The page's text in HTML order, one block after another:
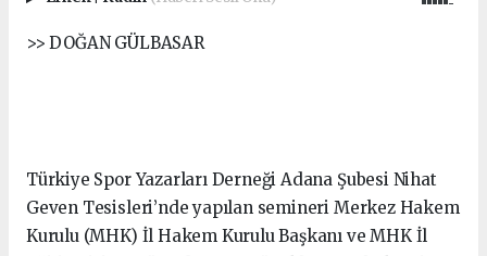
>> DOĞAN GÜLBASAR
Türkiye Spor Yazarları Derneği Adana Şubesi Nihat
Geven Tesisleri’nde yapılan semineri Merkez Hakem
Kurulu (MHK) İl Hakem Kurulu Başkanı ve MHK İl